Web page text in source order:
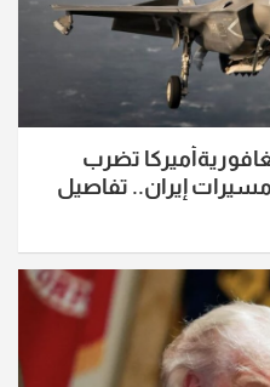
تضرب
إيران.. تفاصيل